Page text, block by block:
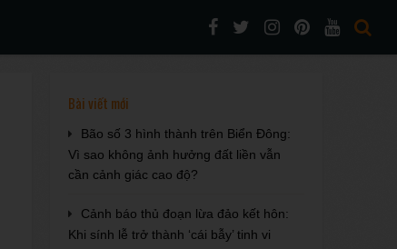
Bài viết mới
Bão số 3 hình thành trên Biển Đông:
Vì sao không ảnh hưởng đất liền vẫn
cần cảnh giác cao độ?
Cảnh báo thủ đoạn lừa đảo kết hôn:
Khi sính lễ trở thành ‘cái bẫy’ tinh vi